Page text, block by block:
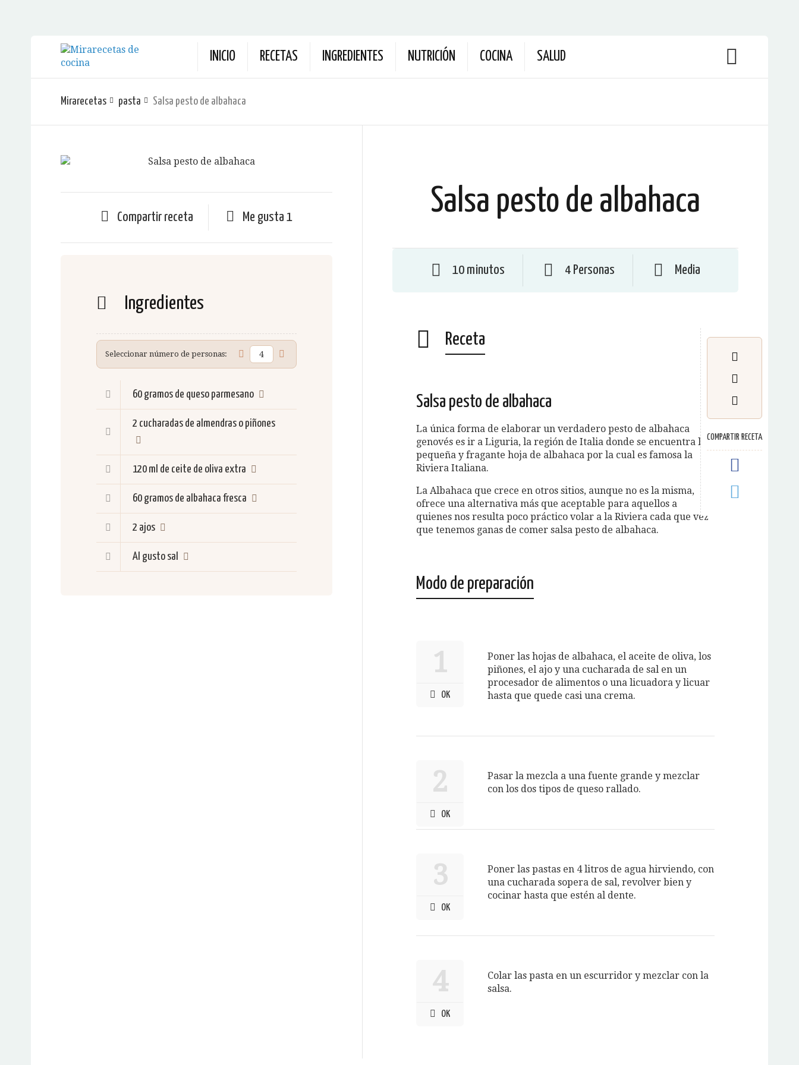
INICIO RECETAS INGREDIENTES NUTRICIÓN COCINA SALUD
Mirarecetas pasta Salsa pesto de albahaca
Compartir receta Me gusta 1
Ingredientes
Seleccionar número de personas:
60 gramos de queso parmesano
2 cucharadas de almendras o piñones
120 ml de ceite de oliva extra
60 gramos de albahaca fresca
2 ajos
Al gusto sal
Salsa pesto de albahaca
10 minutos 4 Personas Media
Receta
COMPARTIR RECETA
Salsa pesto de albahaca
La única forma de elaborar un verdadero pesto de albahaca
genovés es ir a Liguria, la región de Italia donde se encuentra la
pequeña y fragante hoja de albahaca por la cual es famosa la
Riviera Italiana.
La Albahaca que crece en otros sitios, aunque no es la misma,
ofrece una alternativa más que aceptable para aquellos a
quienes nos resulta poco práctico volar a la Riviera cada que vez
que tenemos ganas de comer salsa pesto de albahaca.
Modo de preparación
1
OK
Poner las hojas de albahaca, el aceite de oliva, los
piñones, el ajo y una cucharada de sal en un
procesador de alimentos o una licuadora y licuar
hasta que quede casi una crema.
2
OK
Pasar la mezcla a una fuente grande y mezclar
con los dos tipos de queso rallado.
3
OK
Poner las pastas en 4 litros de agua hirviendo, con
una cucharada sopera de sal, revolver bien y
cocinar hasta que estén al dente.
4
OK
Colar las pasta en un escurridor y mezclar con la
salsa.